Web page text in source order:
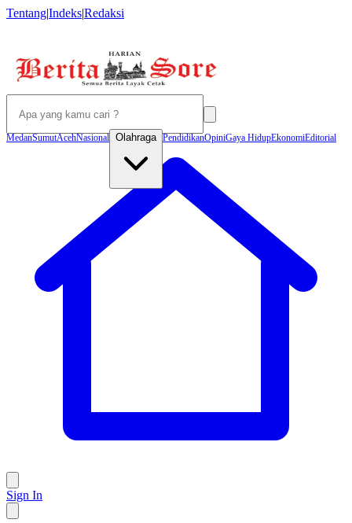
Tentang|Indeks|Redaksi
MedanSumutAcehNasional Olahraga PendidikanOpiniGaya HidupEkonomiEditorial
Sign In